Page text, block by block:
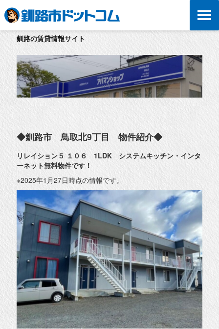
釧路の賃貸情報サイト
◆釧路市 鳥取北9丁目 物件紹介◆
リレイション５ １０６
1LDK システムキッチン・インタ
ーネット無料物件です！
※2025年1月27日時点の情報です。